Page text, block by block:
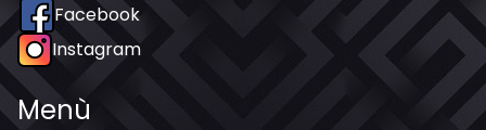
Facebook
Instagram
Menù